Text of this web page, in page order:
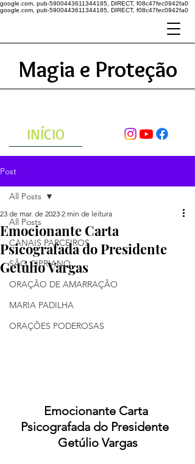
google.com, pub-5900443611344185, DIRECT, f08c47fec0942fa0
google.com, pub-5900443611344185, DIRECT, f08c47fec0942fa0
Magia e Proteção
INÍCIO
Post
All Posts
CANAIS PARCEIROS
SÃO CIPRIANO
ORAÇÃO DE AMARRAÇÃO
MARIA PADILHA
ORAÇÕES PODEROSAS
All Posts
Emocionante Carta
Psicografada do Presidente
Getúlio Vargas
23 de mar. de 2023 2 min de leitura
Emocionante Carta
Psicografada do Presidente
Getúlio Vargas